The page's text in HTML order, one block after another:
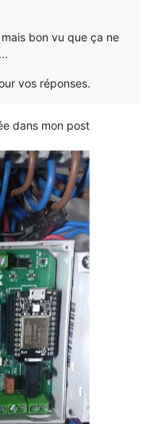
bon vu que ça ne
vos réponses.
dans mon post